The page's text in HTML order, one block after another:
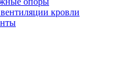
кровли